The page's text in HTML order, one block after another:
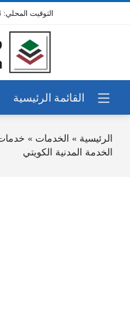
الرئيسية » الخدمات »
الخدمة المدنية الكويتي